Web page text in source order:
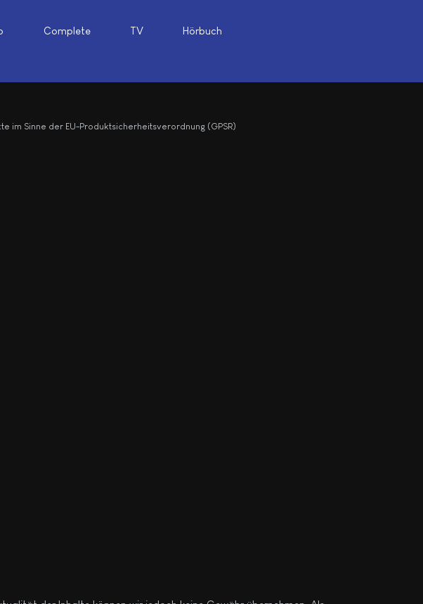
Complete TV Hörbuch
im Sinne der EU-Produktsicherheitsverordnung (GPSR)